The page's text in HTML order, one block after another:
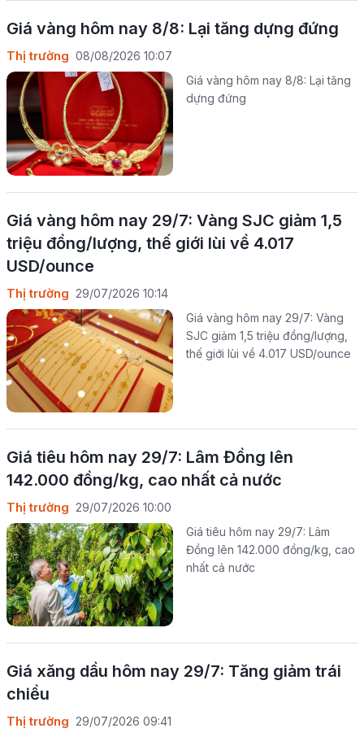
Giá vàng hôm nay 8/8: Lại tăng dựng đứng
Thị trường 08/08/2026 10:07
Giá vàng hôm nay 8/8: Lại tăng
dựng đứng
Giá vàng hôm nay 29/7: Vàng SJC giảm 1,5
triệu đồng/lượng, thế giới lùi về 4.017
USD/ounce
Thị trường 29/07/2026 10:14
Giá vàng hôm nay 29/7: Vàng
SJC giảm 1,5 triệu đồng/lượng,
thế giới lùi về 4.017 USD/ounce
Giá tiêu hôm nay 29/7: Lâm Đồng lên
142.000 đồng/kg, cao nhất cả nước
Thị trường 29/07/2026 10:00
Giá tiêu hôm nay 29/7: Lâm
Đồng lên 142.000 đồng/kg, cao
nhất cả nước
Giá xăng dầu hôm nay 29/7: Tăng giảm trái
chiều
Thị trường 29/07/2026 09:41